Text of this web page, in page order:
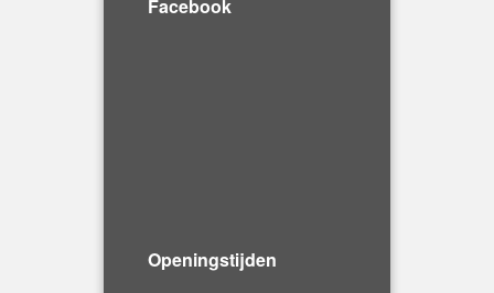
Facebook
Openingstijden